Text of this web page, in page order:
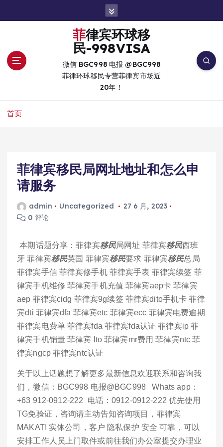
菲律宾环球移
民-998VISA
微信 BGC998 电报 @BGC998
菲律环球移民专营菲律宾市场近
20年！
首页
菲律宾移民局网址地址和怎么申
请服务
admin Uncategorized
27 6 月, 2023
0 评论
本期话题分享：菲律宾移民局网址 菲律宾移民西班
牙 菲律宾移民英国 菲律宾移民要求 菲律宾移民总局
菲律宾手信 菲律宾修手机 菲律宾手表 菲律宾续签 菲
律宾手机维修 菲律宾手机充值 菲律宾aep卡 菲律宾
aep 菲律宾cidg 菲律宾9g续签 菲律宾dito手机卡 菲律
宾dti 菲律宾dfa 菲律宾etc 菲律宾ecc 菲律宾电费逾期
菲律宾电费单 菲律宾fda 菲律宾fda认证 菲律宾ip 菲
律宾手机销量 菲律宾 lto 菲律宾mr费用 菲律宾ntc 菲
律宾ngcp 菲律宾ntc认证
关于以上话题想了解更多最新信息欢迎联系和咨询我
们，微信：BGC998 电报@BGC998 Whats app：
+63 912-0912-222 电话：0912-0912-222 优先使用
TG免验证，咨询请主动告知咨询项目，菲律宾
MAKATI 实体公司，客户 隐私保护 安全 可靠，可以
安排工作人员上门取件或前往我们办公室提交办理业